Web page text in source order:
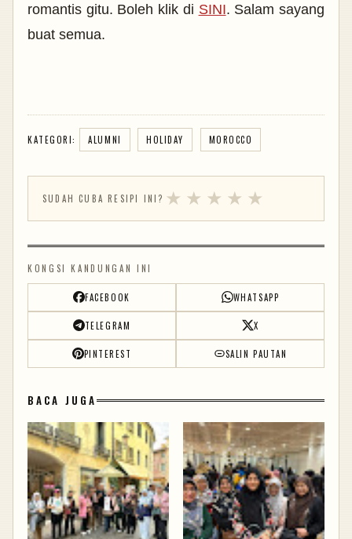
romantis gitu. Boleh klik di SINI. Salam sayang
buat semua.
KATEGORI: ALUMNI HOLIDAY MOROCCO
SUDAH CUBA RESIPI INI? ★ ★ ★ ★ ★
KONGSI KANDUNGAN INI
FACEBOOK WHATSAPP
TELEGRAM X
PINTEREST SALIN PAUTAN
BACA JUGA